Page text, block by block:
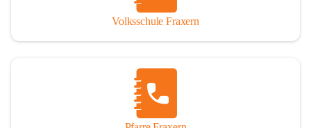
Volksschule Fraxern